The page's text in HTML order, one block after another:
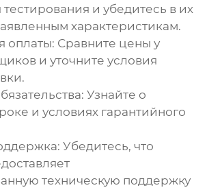
и убедитесь в их
характеристикам.
оплаты: Сравните цены у
и уточните условия
Узнайте о
и условиях гарантийного
Убедитесь, что
техническую поддержку